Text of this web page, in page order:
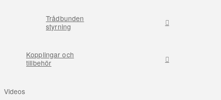
Trådbunden
styrning
Kopplingar och
tillbehör
Videos